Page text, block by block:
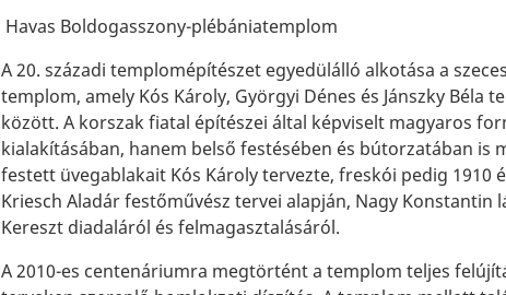
Havas Boldogasszony-plébániatemplom
A 20. századi templomépítészet egyedülálló alkotása a
templom, amely Kós Károly, Györgyi Dénes és Jánszky Béla
között. A korszak fiatal építészei által képviselt magyaros
kialakításában, hanem belső festésében és bútorzatában is
festett üvegablakait Kós Károly tervezte, freskói pedig 1910
Kriesch Aladár festőművész tervei alapján, Nagy Konstantin
Kereszt diadaláról és felmagasztalásáról.
A 2010-es centenáriumra megtörtént a templom teljes